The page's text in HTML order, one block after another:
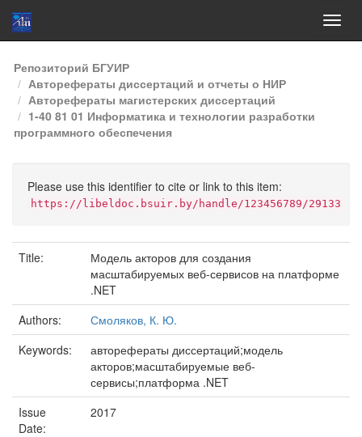
Skip
navigation
Репозиторий БГУИР
Авторефераты диссертаций и отчеты о НИР
Авторефераты магистерских диссертаций
1-40 81 01 Информатика и технологии разработки
программного обеспечения
Please use this identifier to cite or link to this item:
https://libeldoc.bsuir.by/handle/123456789/29133
Title:
Модель акторов для создания
масштабируемых веб-сервисов на платформе
.NET
Authors:
Смоляков, К. Ю.
Keywords:
авторефераты диссертаций;модель
акторов;масштабируемые веб-
сервисы;платформа .NET
Issue
Date:
2017